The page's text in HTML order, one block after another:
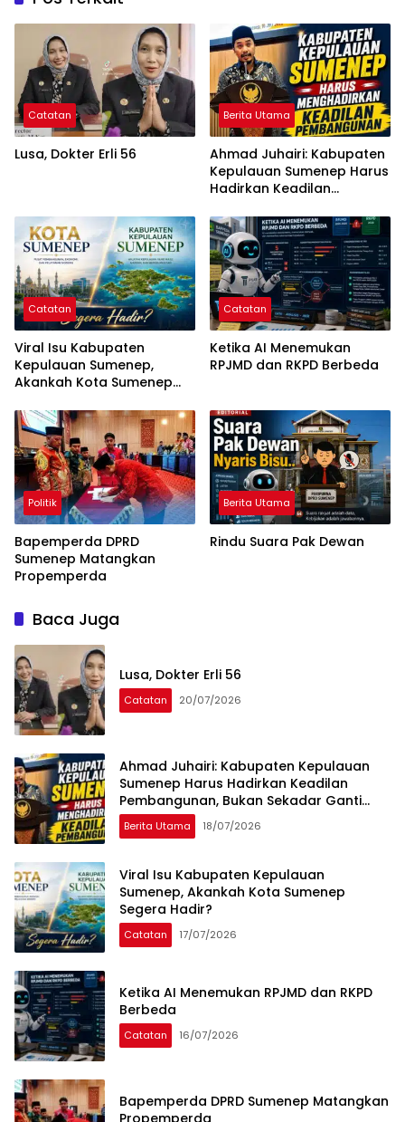
Catatan
Lusa, Dokter Erli 56
Berita Utama
Ahmad Juhairi: Kabupaten
Kepulauan Sumenep Harus
Hadirkan Keadilan
Sekadar Ganti Nama
Catatan
Viral Isu Kabupaten
Kepulauan Sumenep,
Akankah Kota Sumenep
Catatan
Ketika AI Menemukan
RPJMD dan RKPD Berbeda
Politik
Bapemperda DPRD
Sumenep Matangkan
Propemperda
Berita Utama
Rindu Suara Pak Dewan
Baca Juga
Lusa, Dokter Erli 56
Catatan 20/07/2026
Ahmad Juhairi: Kabupaten Kepulauan
Sumenep Harus Hadirkan Keadilan
Pembangunan, Bukan Sekadar Ganti
Nama
Berita Utama 18/07/2026
Viral Isu Kabupaten Kepulauan
Sumenep, Akankah Kota Sumenep
Segera Hadir?
Catatan 17/07/2026
Ketika AI Menemukan RPJMD dan RKPD
Berbeda
Catatan 16/07/2026
Bapemperda DPRD Sumenep Matangkan
Propemperda